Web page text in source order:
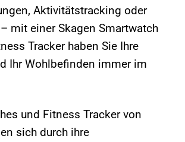
Aktivitätstracking oder
mit einer Skagen Smartwatch
Tracker haben Sie Ihre
Ihr Wohlbefinden immer im
und Fitness Tracker von
sich durch ihre